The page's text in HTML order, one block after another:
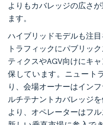
よりもカバレッジの広さ
ます。
ハイブリッドモデルも注
トラフィックにパブリッ
ティクスやAGV向けにキ
保しています。ニュート
り、会場オーナーはイン
ルチテナントカバレッジ
より、オペレーターはフ